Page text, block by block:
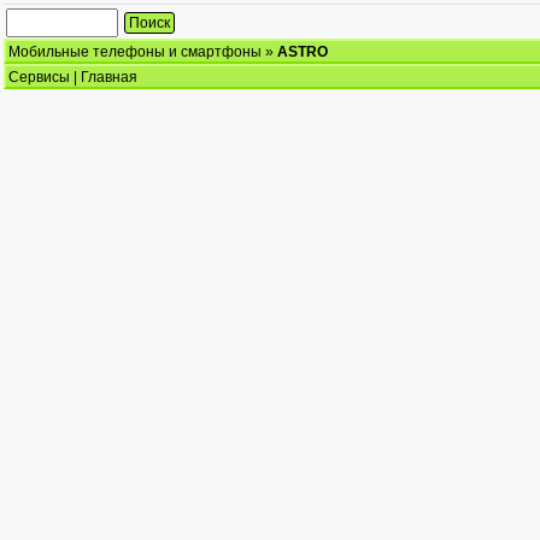
Мобильные телефоны и смартфоны » ASTRO
Сервисы
Главная